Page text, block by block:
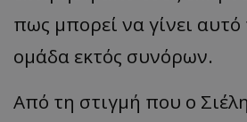
πως μπορεί να γίνει
ομάδα εκτός συνόρων.
Από τη στιγμή που ο